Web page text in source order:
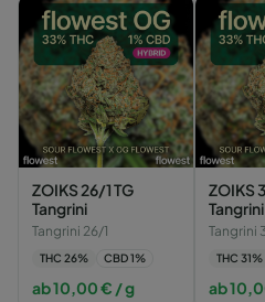
ZOIKS 26/1 TG
Tangrini
Tangrini 26/1
THC 26% CBD1%
ab10,00€ / g
ZOIKS
Tangrini
Tangrini
THC 31%
ab